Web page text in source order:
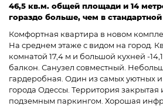
46,5 кв.м. общей площади и 14
гораздо больше, чем в
Комфортная квартира в новом
На среднем этаже с видом на город.
комнатой 17,4 м и большой кухней -
балкон. Санузел совместный.
гардеробная. Один из самых уютных
города Одессы. Территория закрытая
подземным паркингом. Хорошая